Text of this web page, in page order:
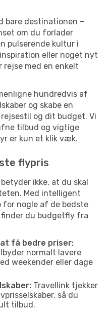
bare destinationen –
om du forlader
pulserende kultur i
eller noget nyt
rejse med en enkelt
hundredvis af
og skabe en
og dit budget. Vi
tilbud og vigtige
er kun et klik væk.
flypris
ikke, at du skal
Med intelligent
for nogle af de bedste
du budgetfly fra
få bedre priser:
normalt lavere
weekender eller dage
Travellink tjekker
så du
tilbud.